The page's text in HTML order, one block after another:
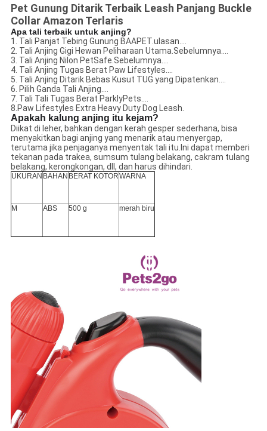
Pet Gunung Ditarik Terbaik Leash Panjang Buckle
Collar Amazon Terlaris
Apa tali terbaik untuk anjing?
1. Tali Panjat Tebing Gunung BAAPET.ulasan....
2. Tali Anjing Gigi Hewan Peliharaan Utama.Sebelumnya....
3. Tali Anjing Nilon PetSafe.Sebelumnya....
4. Tali Anjing Tugas Berat Paw Lifestyles....
5. Tali Anjing Ditarik Bebas Kusut TUG yang Dipatenkan....
6. Pilih Ganda Tali Anjing....
7. Tali Tali Tugas Berat ParklyPets....
8.Paw Lifestyles Extra Heavy Duty Dog Leash.
Apakah kalung anjing itu kejam?
Diikat di leher, bahkan dengan kerah gesper sederhana, bisa
menyakitkan bagi anjing yang menarik atau menyergap,
terutama jika penjaganya menyentak tali itu.Ini dapat memberi
tekanan pada trakea, sumsum tulang belakang, cakram tulang
belakang, kerongkongan, dll, dan harus dihindari.
UKURAN BAHAN BERAT KOTORWARNA
M ABS 500 g merah biru